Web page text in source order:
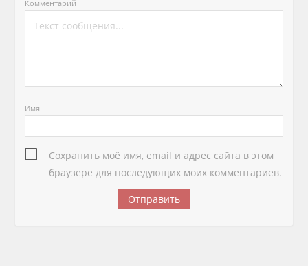
Комментарий
Имя
Сохранить моё имя, email и адрес сайта в этом
браузере для последующих моих комментариев.